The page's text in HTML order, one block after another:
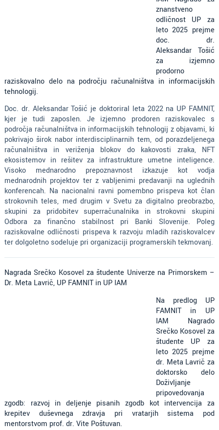
znanstveno
odličnost UP za
leto 2025 prejme
doc. dr.
Aleksandar Tošić
za izjemno
prodorno
raziskovalno delo na področju računalništva in informacijskih
tehnologij.
Doc. dr. Aleksandar Tošić je doktoriral leta 2022 na UP FAMNIT,
kjer je tudi zaposlen. Je izjemno prodoren raziskovalec s
področja računalništva in informacijskih tehnologij z objavami, ki
pokrivajo širok nabor interdisciplinarnih tem, od porazdeljenega
računalništva in veriženja blokov do kakovosti zraka, NFT
ekosistemov in rešitev za infrastrukture umetne inteligence.
Visoko mednarodno prepoznavnost izkazuje kot vodja
mednarodnih projektov ter z vabljenimi predavanji na uglednih
konferencah. Na nacionalni ravni pomembno prispeva kot član
strokovnih teles, med drugim v Svetu za digitalno preobrazbo,
skupini za pridobitev superračunalnika in strokovni skupini
Odbora za finančno stabilnost pri Banki Slovenije. Poleg
raziskovalne odličnosti prispeva k razvoju mladih raziskovalcev
ter dolgoletno sodeluje pri organizaciji programerskih tekmovanj.
Nagrada Srečko Kosovel za študente Univerze na Primorskem –
Dr. Meta Lavrič, UP FAMNIT in UP IAM
Na predlog UP
FAMNIT in UP
IAM Nagrado
Srečko Kosovel za
študente UP za
leto 2025 prejme
dr. Meta Lavrič za
doktorsko delo
Doživljanje
pripovedovanja
zgodb: razvoj in deljenje pisanih zgodb kot intervencija za
krepitev duševnega zdravja pri vratarjih sistema pod
mentorstvom prof. dr. Vite Poštuvan.